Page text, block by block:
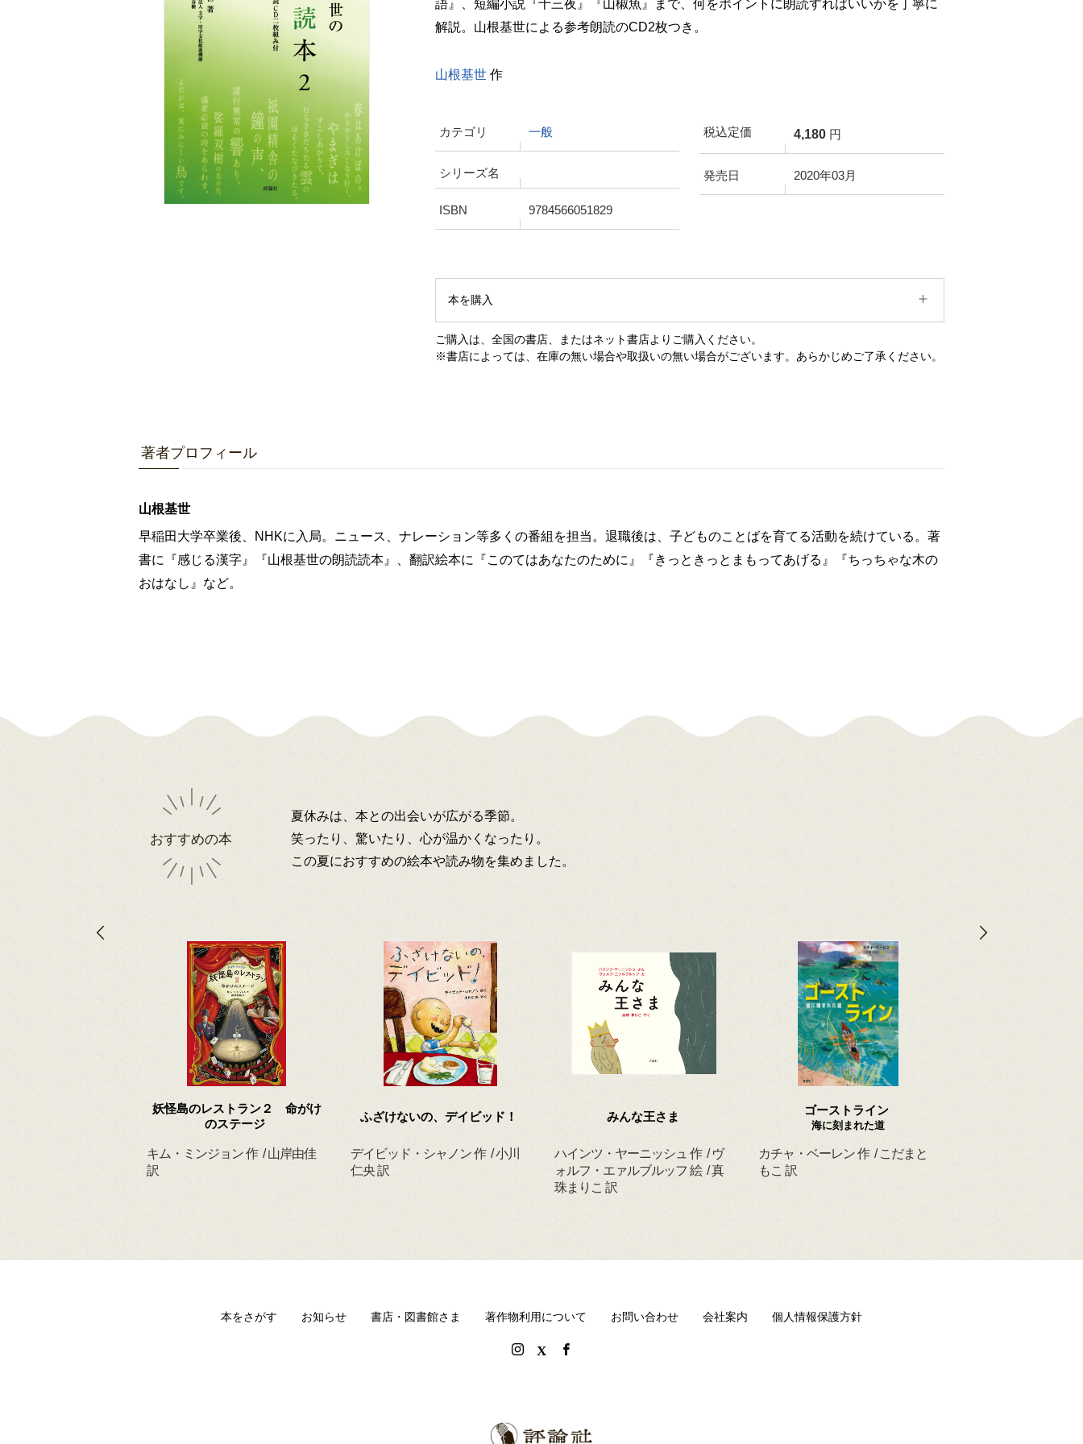
語』、短編小説『十三夜』『山椒魚』まで、何をポイントに朗読すればいいかを丁寧に
解説。山根基世による参考朗読のCD2枚つき。
山根基世作
カテゴリ 一般
シリーズ名
ISBN 9784566051829
税込定価 4,180円
発売日 2020年03月
本を購入
ご購入は、全国の書店、またはネット書店よりご購入ください。
※書店によっては、在庫の無い場合や取扱いの無い場合がございます。あらかじめご了承ください。
著者プロフィール
山根基世
早稲田大学卒業後、NHKに入局。ニュース、ナレーション等多くの番組を担当。退職後は、子どものことばを育てる活動を続けている。著
書に『感じる漢字』『山根基世の朗読読本』、翻訳絵本に『このてはあなたのために』『きっときっとまもってあげる』『ちっちゃな木の
おはなし』など。
おすすめの本
夏休みは、本との出会いが広がる季節。
笑ったり、驚いたり、心が温かくなったり。
この夏におすすめの絵本や読み物を集めました。
妖怪島のレストラン２ 命がけ
のステージ
キム・ミンジョン 作 / 山岸由佳
訳
ふざけないの、デイビッド！
デイビッド・シャノン 作 / 小川
仁央 訳
みんな王さま
ハインツ・ヤーニッシュ 作 / ヴ
ォルフ・エァルブルッフ 絵 / 真
珠まりこ 訳
ゴーストライン
海に刻まれた道
カチャ・ベーレン 作 / こだまと
もこ 訳
本をさがす お知らせ 書店・図書館さま 著作物利用について お問い合わせ 会社案内 個人情報保護方針